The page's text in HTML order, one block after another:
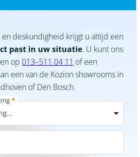
en deskundigheid krijgt u altijd een
past in uw situatie. U kunt ons
op 013–511 04 11 of een
een van de Kozion showrooms in
of Den Bosch.
*